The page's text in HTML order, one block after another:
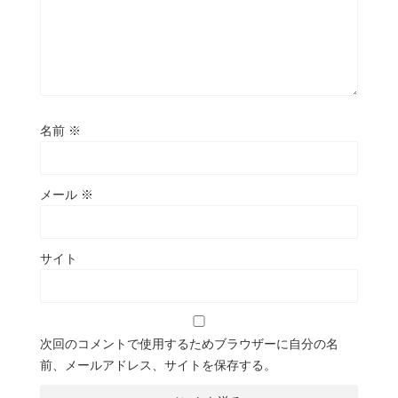
名前 ※
メール ※
サイト
次回のコメントで使用するためブラウザーに自分の名
前、メールアドレス、サイトを保存する。